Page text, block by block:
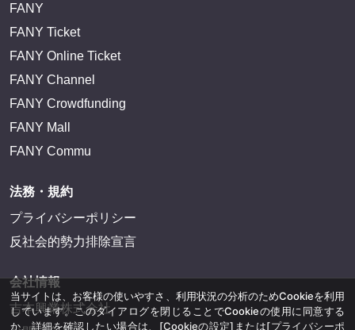
FANY
FANY Ticket
FANY Online Ticket
FANY Channel
FANY Crowdfunding
FANY Mall
FANY Commu
法務・規約
プライバシーポリシー
反社会的勢力排除宣言
会社情報
吉本興業株式会社
当サイトは、お客様の使いやすさ、利用状況の分析のためCookieを利用
しています。このダイアログを閉じることでCookieの使用に同意する
か、詳細を確認したい場合は、 [Cookieの設定] または[プライバシーポ